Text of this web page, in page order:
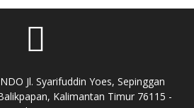
Jl. Syarifuddin Yoes, Sepinggan
Kalimantan Timur 76115 -